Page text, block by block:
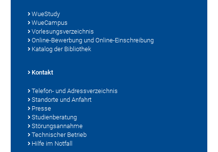
WueStudy
WueCampus
Vorlesungsverzeichnis
Online-Bewerbung und Online-Einschreibung
Katalog der Bibliothek
Kontakt
Telefon- und Adressverzeichnis
Standorte und Anfahrt
Presse
Studienberatung
Störungsannahme
Technischer Betrieb
Hilfe im Notfall